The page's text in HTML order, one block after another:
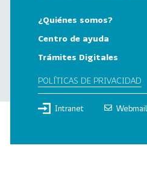
¿Quiénes somos?
Centro de ayuda
Trámites Digitales
POLÍTICAS DE PRIVACIDAD
Intranet Webmail